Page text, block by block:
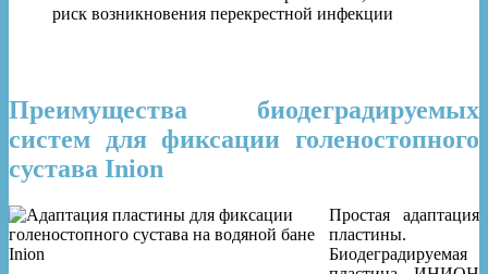
риск возникновения перекрестной инфекции
Преимущества биодеградируемых
систем для фиксации голеностопного
сустава Inion
Простая адаптация
пластины.
Биодеградируемая